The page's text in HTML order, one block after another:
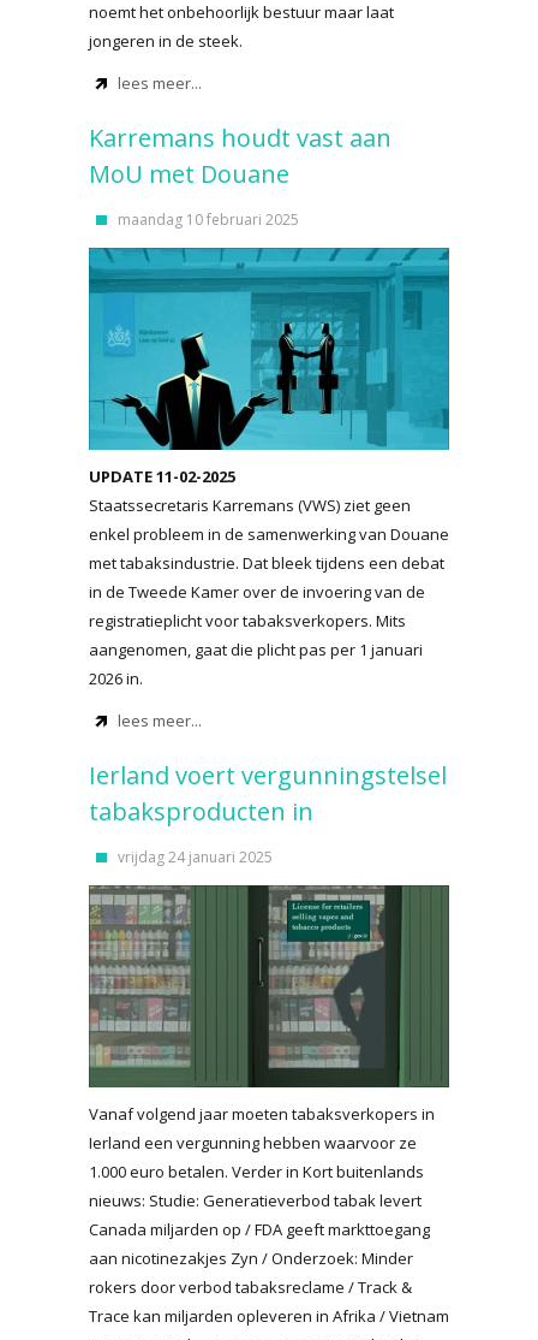
noemt het onbehoorlijk bestuur maar laat
jongeren in de steek.
lees meer...
Karremans houdt vast aan
MoU met Douane
maandag 10 februari 2025
UPDATE 11-02-2025
Staatssecretaris Karremans (VWS) ziet geen
enkel probleem in de samenwerking van Douane
met tabaksindustrie. Dat bleek tijdens een debat
in de Tweede Kamer over de invoering van de
registratieplicht voor tabaksverkopers. Mits
aangenomen, gaat die plicht pas per 1 januari
2026 in.
lees meer...
Ierland voert vergunningstelsel
tabaksproducten in
vrijdag 24 januari 2025
Vanaf volgend jaar moeten tabaksverkopers in
Ierland een vergunning hebben waarvoor ze
1.000 euro betalen. Verder in Kort buitenlands
nieuws: Studie: Generatieverbod tabak levert
Canada miljarden op / FDA geeft markttoegang
aan nicotinezakjes Zyn / Onderzoek: Minder
rokers door verbod tabaksreclame / Track &
Trace kan miljarden opleveren in Afrika / Vietnam